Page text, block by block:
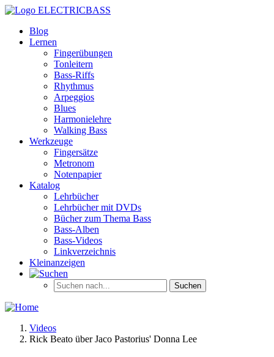
ELECTRICBASS
Blog
Lernen
Fingerübungen
Tonleitern
Bass-Riffs
Rhythmus
Arpeggios
Blues
Harmonielehre
Walking Bass
Werkzeuge
Fingersätze
Metronom
Notenpapier
Katalog
Lehrbücher
Lehrbücher mit DVDs
Bücher zum Thema Bass
Bass-Alben
Bass-Videos
Linkverzeichnis
Kleinanzeigen
Videos
Rick Beato über Jaco Pastorius' Donna Lee